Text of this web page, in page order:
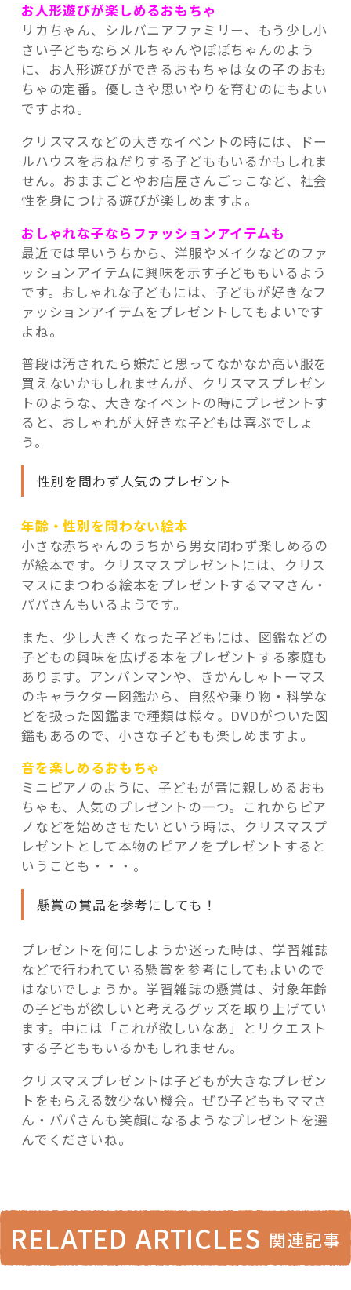
お人形遊びが楽しめるおもちゃ
リカちゃん、シルバニアファミリー、もう少し小
さい子どもならメルちゃんやぽぽちゃんのよう
に、お人形遊びができるおもちゃは女の子のおも
ちゃの定番。優しさや思いやりを育むのにもよい
ですよね。
クリスマスなどの大きなイベントの時には、ドー
ルハウスをおねだりする子どももいるかもしれま
せん。おままごとやお店屋さんごっこなど、社会
性を身につける遊びが楽しめますよ。
おしゃれな子ならファッションアイテムも
最近では早いうちから、洋服やメイクなどのファ
ッションアイテムに興味を示す子どももいるよう
です。おしゃれな子どもには、子どもが好きなフ
ァッションアイテムをプレゼントしてもよいです
よね。
普段は汚されたら嫌だと思ってなかなか高い服を
買えないかもしれませんが、クリスマスプレゼン
トのような、大きなイベントの時にプレゼントす
ると、おしゃれが大好きな子どもは喜ぶでしょ
う。
性別を問わず人気のプレゼント
年齢・性別を問わない絵本
小さな赤ちゃんのうちから男女問わず楽しめるの
が絵本です。クリスマスプレゼントには、クリス
マスにまつわる絵本をプレゼントするママさん・
パパさんもいるようです。
また、少し大きくなった子どもには、図鑑などの
子どもの興味を広げる本をプレゼントする家庭も
あります。アンパンマンや、きかんしゃトーマス
のキャラクター図鑑から、自然や乗り物・科学な
どを扱った図鑑まで種類は様々。DVDがついた図
鑑もあるので、小さな子どもも楽しめますよ。
音を楽しめるおもちゃ
ミニピアノのように、子どもが音に親しめるおも
ちゃも、人気のプレゼントの一つ。これからピア
ノなどを始めさせたいという時は、クリスマスプ
レゼントとして本物のピアノをプレゼントすると
いうことも・・・。
懸賞の賞品を参考にしても！
プレゼントを何にしようか迷った時は、学習雑誌
などで行われている懸賞を参考にしてもよいので
はないでしょうか。学習雑誌の懸賞は、対象年齢
の子どもが欲しいと考えるグッズを取り上げてい
ます。中には「これが欲しいなあ」とリクエスト
する子どももいるかもしれません。
クリスマスプレゼントは子どもが大きなプレゼン
トをもらえる数少ない機会。ぜひ子どももママさ
ん・パパさんも笑顔になるようなプレゼントを選
んでくださいね。
RELATED ARTICLES 関連記事